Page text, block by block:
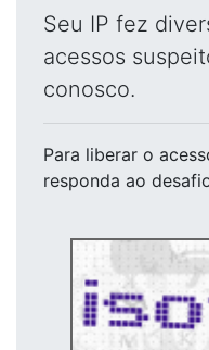
Seu IP fez
acessos
conosco.
Para liberar o
responda ao